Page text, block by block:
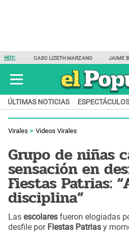
HOY: CASO LIZETH MARZANO JAIME
ÚLTIMAS NOTICIAS ESPECTÁCULOS
Virales Videos Virales
Grupo de niñas
sensación en
Fiestas Patrias:
disciplina”
Las escolares fueron elogiadas
desfile por Fiestas Patrias y